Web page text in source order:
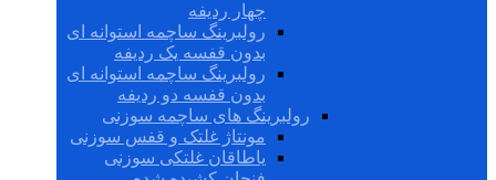
چهار ردیفه
رولبرینگ ساچمه استوانه ای
بدون قفسه یک ردیفه
رولبرینگ ساچمه استوانه ای
بدون قفسه دو ردیفه
رولبرینگ های ساچمه سوزنی
مونتاژ غلتک و قفس سوزنی
یاطاقان غلتکی سوزنی